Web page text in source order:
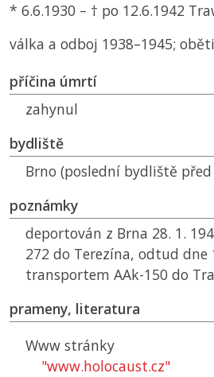
* 6.6.1930 – † po 12.6.1942
válka a odboj 1938–1945;
příčina úmrtí
zahynul
bydliště
Brno (poslední bydliště
poznámky
deportován z Brna 28. 1.
272 do Terezína, odtud dne
transportem AAk-150 do
prameny, literatura
Www stránky
"www.holocaust.cz"